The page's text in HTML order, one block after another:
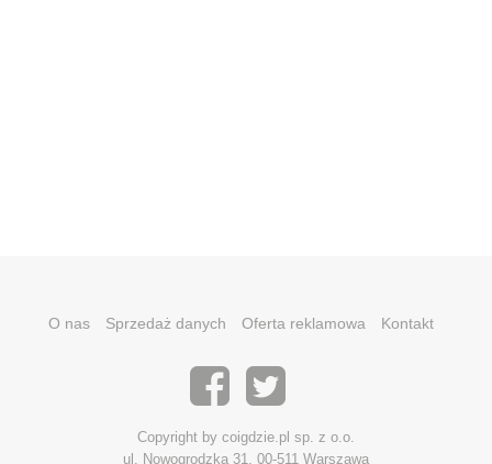
O nas Sprzedaż danych Oferta reklamowa Kontakt
Copyright by coigdzie.pl sp. z o.o.
ul. Nowogrodzka 31, 00-511 Warszawa